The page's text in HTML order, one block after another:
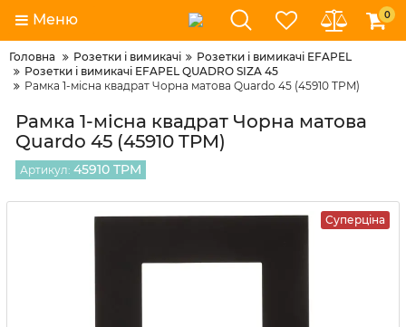
Меню 0
Головна Розетки і вимикачі
Розетки і вимикачі EFAPEL
Розетки і вимикачі EFAPEL QUADRO SIZA 45
Рамка 1-місна квадрат Чорна матова Quardo 45 (45910 TPM)
Рамка 1-місна квадрат Чорна матова
Quardo 45 (45910 TPM)
Артикул: 45910 TPM
Суперціна